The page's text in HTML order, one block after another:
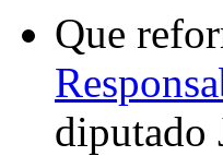
Que
diputado